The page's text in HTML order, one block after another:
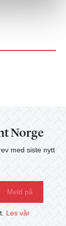
Norge
med siste nytt
Les vår